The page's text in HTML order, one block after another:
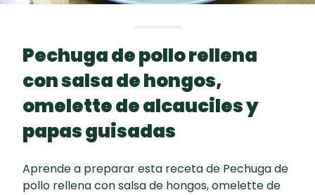
Chispas de
Chocolate
Red Velvet
Cake
Key Lime Pie
Pechuga de pollo rellena
con salsa de hongos,
omelette de alcauciles y
papas guisadas
Aprende a preparar esta receta de Pechuga de
pollo rellena con salsa de hongos, omelette de
Autor